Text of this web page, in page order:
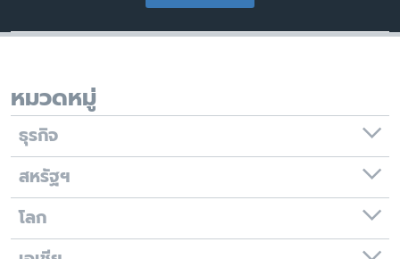
หมวดหมู่
ธุรกิจ
สหรัฐฯ
โลก